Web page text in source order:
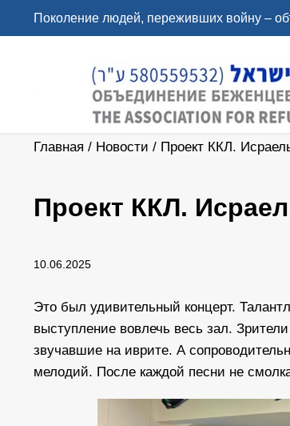
Поколение людей, переживших войну –
Главная / Новости / Проект ККЛ.
Проект ККЛ.
10.06.2025
Это был удивительный концерт.
выступление вовлечь весь зал.
звучавшие на иврите. А
мелодий. После каждой песни не